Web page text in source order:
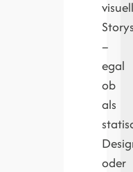
–
egal
ob
als
oder